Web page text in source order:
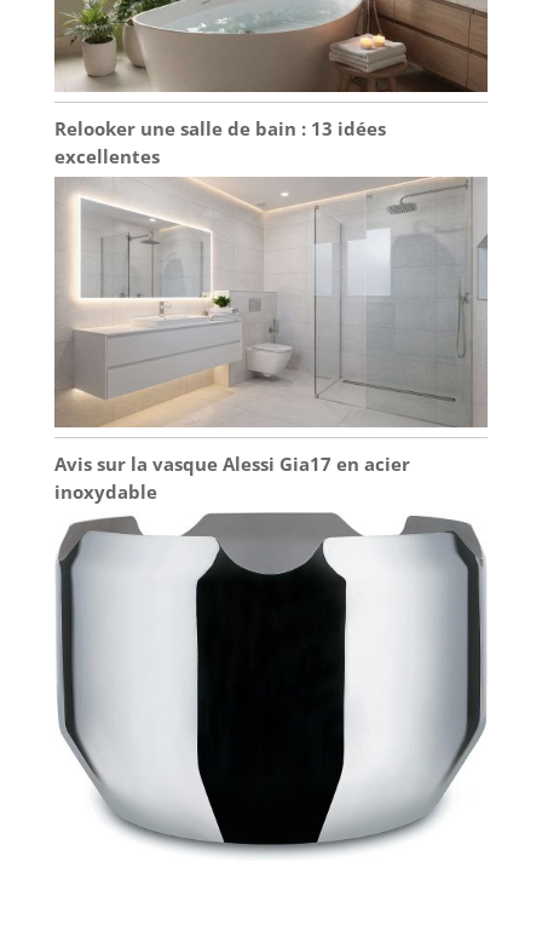
Relooker une salle de bain : 13 idées
excellentes
Avis sur la vasque Alessi Gia17 en acier
inoxydable